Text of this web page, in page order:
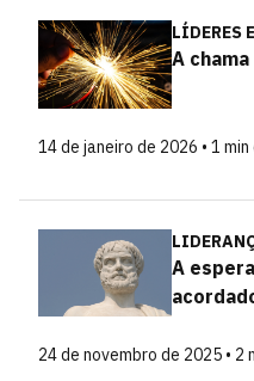
LÍDERES
A
14 de janeiro de 2026 • 1
A
24 de novembro de 2025 • 2